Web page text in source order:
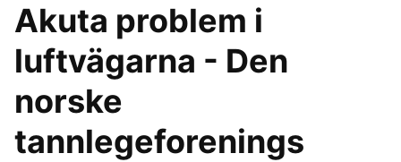
Akuta problem i
luftvägarna - Den
norske
tannlegeforenings